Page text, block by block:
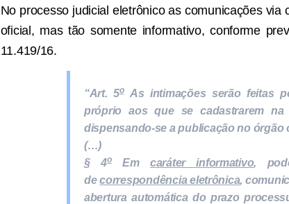
No processo judicial eletrônico as comunicações
oficial, mas tão somente informativo, conforme
11.419/16.
“Art. 5oAs intimações serão feitas
próprio aos que se cadastrarem
dispensando-se a publicação no órgão
(…)
§ 4oEm caráter informativo,
decorrespondência eletrônica,
abertura automática do prazo